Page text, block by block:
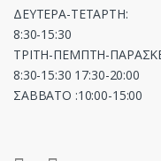
ΔΕΥΤΕΡΑ-ΤΕΤΑΡΤΗ:
8:30-15:30
ΤΡΙΤΗ-ΠΕΜΠΤΗ-
8:30-15:30 17:30-20:00
ΣΑΒΒΑΤΟ :10:00-15:00